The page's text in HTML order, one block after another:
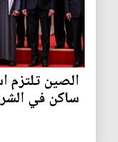
الصين تلتزم
ساكن في